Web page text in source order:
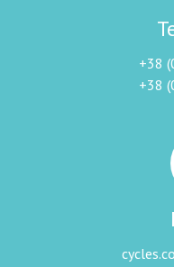
+38
+38